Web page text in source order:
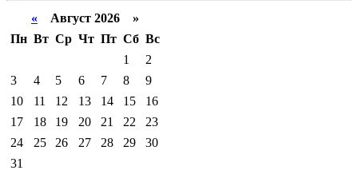
« Август 2026 »
Пн Вт Ср Чт Пт Сб Вс
1
2
3
4 5 6 7 8
9
10
11 12 13 14 15
16
17
18 19 20 21 22
23
24
25 26 27 28 29
30
31